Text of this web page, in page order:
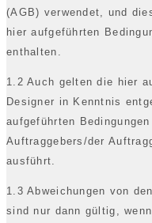
(AGB) verwendet, und
hier aufgeführten
enthalten.
1.2 Auch gelten die hier
Designer in Kenntnis
aufgeführten
Auftraggebers/der
ausführt.
1.3 Abweichungen von
sind nur dann gültig,